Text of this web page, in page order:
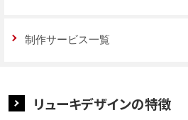
制作サービス一覧
リューキデザインの特徴